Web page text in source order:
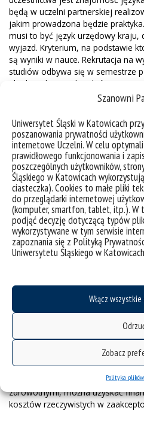
Szanowni
Uniwersytet Śląski w Katowicach
poszanowania prywatności
internetowe Uczelni. W celu
prawidłowego funkcjonowania i
poszczególnych użytkowników,
Śląskiego w Katowicach
ciasteczka). Cookies to małe pliki
do przeglądarki internetowej
(komputer, smartfon, tablet, itp.). W
podjąć decyzję dotyczącą typów
wykorzystywane w tym serwisie
zapoznania się z Polityką
Uniwersytetu Śląskiego w
Włącz
Zobacz
Polityka plików
będą w uczelni partnerskiej
jakim prowadzona będzie
musi to być język urzędowy
wyjazd. Kryterium, na podstawie
są wyniki w nauce. Rekrutacja na
studiów odbywa się w semestrze
akademicki, w trakcie którego
Rekrutacja na praktyki jest
W momencie wyjazdu trzeba być
drugiego roku studiów
wyjazdu w trakcie urlopu.
Podczas wyjazdu zachowuje się
uczelni wysyłającej. Uczelnia
traktować studentów programu
studentów na równych zasadach.
Wysokość dofinansowania w
kraju, do którego się wyjeżdża
stypendium corocznie ulegają
specjalne potrzeby związane ze
się w trudniejszej sytuacji
dodatkowe dofinansowanie.
od 450 euro do 800 euro.
przypadkach, związanych ze
zdrowotnymi, można uzyskać
kosztów rzeczywistych w